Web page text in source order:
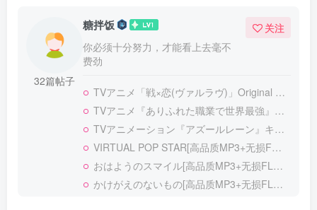
32篇帖子
糖拌饭
你必须十分努力，才能看上去毫不
费劲
关注
TVアニメ「戦×恋(ヴァルラヴ)」Original Sound Track[高品质MP3+无损FLAC]
TVアニメ『ありふれた職業で世界最強』 キャラソンミニアルバム[高品质MP3+无损FLAC]
TVアニメーション『アズールレーン』キャラクターソングシングル Vol.8 加賀[高品质MP
VIRTUAL POP STAR[高品质MP3+无损FLAC]
おはようのスマイル[高品质MP3+无损FLAC]
かけがえのないもの[高品质MP3+无损FLAC]